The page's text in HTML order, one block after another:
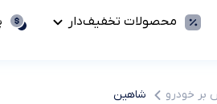
محصولات تخفیف‌دار
بر خودرو شاهین